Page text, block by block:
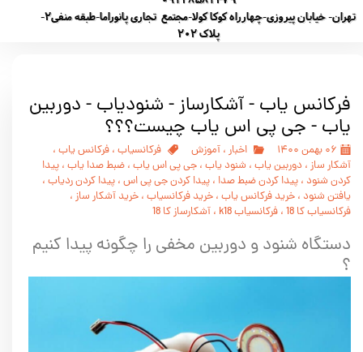
تهران- خیابان پیروزی-چهارراه کوکا کولا-مجتمع تجاری پانوراما-طبقه منفی2-
پلاک 202
فرکانس یاب - آشکارساز - شنودیاب - دوربین
یاب - جی پی اس یاب چیست؟؟؟
۰۶ بهمن ۱۴۰۰ اخبار ، آموزش فرکانسیاب ، فرکانس یاب ،
آشکار ساز ، دوربین یاب ، شنود یاب ، جی پی اس یاب ، ضبط صدا یاب ، پیدا
کردن شنود ، پیدا کردن ضبط صدا ، پیدا کردن جی پی اس ، پیدا کردن ردیاب ،
یافتن شنود ، خرید فرکانس یاب ، خرید فرکانسیاب ، خرید آشکار ساز ،
فرکانسیاب کا 18
، فرکانسیاب k18 ، آشکارساز کا 18
دستگاه شنود و دوربین مخفی را چگونه پیدا کنیم
؟